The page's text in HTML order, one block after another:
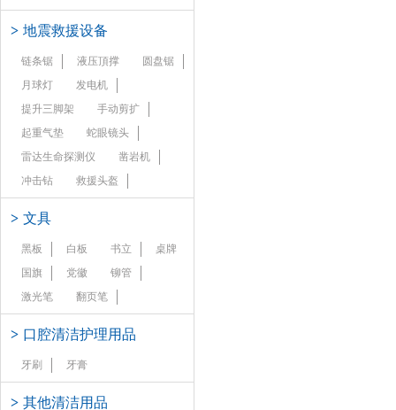
> 地震救援设备
链条锯 液压頂撑
圆盘锯
月球灯
发电机
提升三脚架
手动剪扩
起重气垫
蛇眼镜头
雷达生命探测仪
凿岩机
冲击钻
救援头盔
> 文具
黑板 白板 书立
桌牌
国旗
党徽
铆管
激光笔
翻页笔
> 口腔清洁护理用品
牙刷 牙膏
> 其他清洁用品